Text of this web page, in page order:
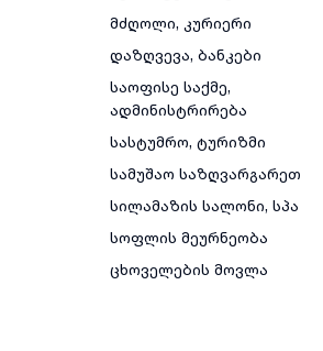
მძღოლი, კურიერი
დაზღვევა, ბანკები
საოფისე საქმე,
ადმინისტრირება
სასტუმრო, ტურიზმი
სამუშაო საზღვარგარეთ
სილამაზის სალონი, სპა
სოფლის მეურნეობა
ცხოველების მოვლა